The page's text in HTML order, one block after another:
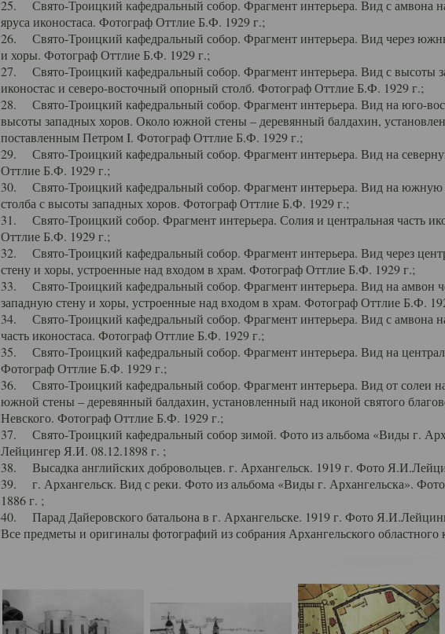
25. Свято-Троицкий кафедральный собор. Фрагмент интерьера. Вид с амвона
яруса иконостаса. Фотограф Оттлие Б.Ф. 1929 г.;
26. Свято-Троицкий кафедральный собор. Фрагмент интерьера. Вид через
и хоры. Фотограф Оттлие Б.Ф. 1929 г.;
27. Свято-Троицкий кафедральный собор. Фрагмент интерьера. Вид с высоты
иконостас и северо-восточный опорный столб. Фотограф Оттлие Б.Ф. 1929 г.;
28. Свято-Троицкий кафедральный собор. Фрагмент интерьера. Вид на юго-
высоты западных хоров. Около южной стены – деревянный балдахин,
поставленным Петром I. Фотограф Оттлие Б.Ф. 1929 г.;
29. Свято-Троицкий кафедральный собор. Фрагмент интерьера. Вид на
Оттлие Б.Ф. 1929 г.;
30. Свято-Троицкий кафедральный собор. Фрагмент интерьера. Вид на южную
столба с высоты западных хоров. Фотограф Оттлие Б.Ф. 1929 г.;
31. Свято-Троицкий собор. Фрагмент интерьера. Солия и центральная часть
Оттлие Б.Ф. 1929 г.;
32. Свято-Троицкий кафедральный собор. Фрагмент интерьера. Вид через
стену и хоры, устроенные над входом в храм. Фотограф Оттлие Б.Ф. 1929 г.;
33. Свято-Троицкий кафедральный собор. Фрагмент интерьера. Вид на амвон
западную стену и хоры, устроенные над входом в храм. Фотограф Оттлие Б.Ф.
34. Свято-Троицкий кафедральный собор. Фрагмент интерьера. Вид с амвона
часть иконостаса. Фотограф Оттлие Б.Ф. 1929 г.;
35. Свято-Троицкий кафедральный собор. Фрагмент интерьера. Вид на
Фотограф Оттлие Б.Ф. 1929 г.;
36. Свято-Троицкий кафедральный собор. Фрагмент интерьера. Вид от солеи
южной стены – деревянный балдахин, установленный над иконой святого
Невского. Фотограф Оттлие Б.Ф. 1929 г.;
37. Свято-Троицкий кафедральный собор зимой. Фото из альбома «Виды г.
Лейцингер Я.И. 08.12.1898 г. ;
38. Высадка английских добровольцев. г. Архангельск. 1919 г. Фото
39. г. Архангельск. Вид с реки. Фото из альбома «Виды г. Архангельска».
1886 г. ;
40. Парад Дайеровского батальона в г. Архангельске. 1919 г. Фото
Все предметы и оригиналы фотографий из собрания Архангельского областного